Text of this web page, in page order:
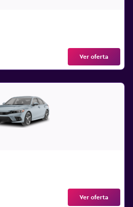
Ver oferta
Ver oferta